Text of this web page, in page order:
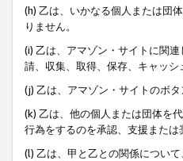
(h) 乙は、いかなる個人または団
りません。
(i) 乙は、アマゾン・サイトに関
請、収集、取得、保存、キャッシ
(j) 乙は、アマゾン・サイトのボ
(k) 乙は、他の個人または団体を
行為をするのを承認、支援または
(l) 乙は、甲と乙との関係につい